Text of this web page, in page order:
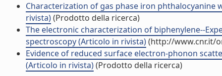
Characterization of gas phase iron
rivista)(Prodotto della ricerca)
The electronic characterization of biphenylene--
spectroscopy (Articolo in rivista)(http://www.cnr.it/
Evidence of reduced surface electron-phonon
(Articolo in rivista)(Prodotto della ricerca)